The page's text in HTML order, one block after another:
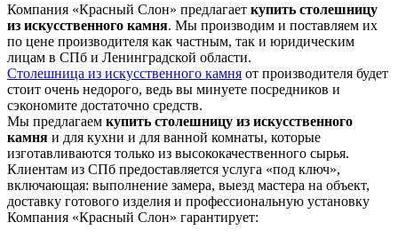
Компания «Красный Слон» предлагает купить столешницу
из искусственного камня. Мы производим и поставляем их
по цене производителя как частным, так и юридическим
лицам в СПб и Ленинградской области.
Столешница из искусственного камня от производителя будет
стоит очень недорого, ведь вы минуете посредников и
сэкономите достаточно средств.
Мы предлагаем купить столешницу из искусственного
камня и для кухни и для ванной комнаты, которые
изготавливаются только из высококачественного сырья.
Клиентам из СПб предоставляется услуга «под ключ»,
включающая: выполнение замера, выезд мастера на объект,
доставку готового изделия и профессиональную установку
Компания «Красный Слон» гарантирует: